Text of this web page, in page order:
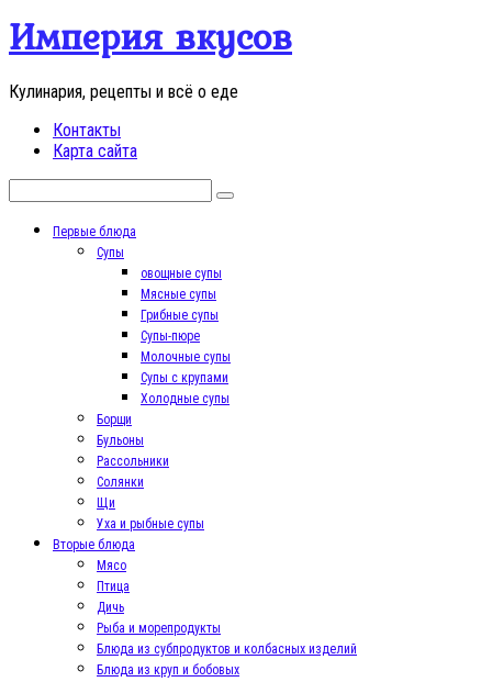
Перейти
контенту
Империя вкусов
Кулинария, рецепты и всё о еде
Контакты
Карта сайта
Первые блюда
Супы
овощные супы
Мясные супы
Грибные супы
Супы-пюре
Молочные супы
Супы с крупами
Холодные супы
Борщи
Бульоны
Рассольники
Солянки
Щи
Уха и рыбные супы
Вторые блюда
Мясо
Птица
Дичь
Рыба и морепродукты
Блюда из субпродуктов и колбасных изделий
Блюда из круп и бобовых